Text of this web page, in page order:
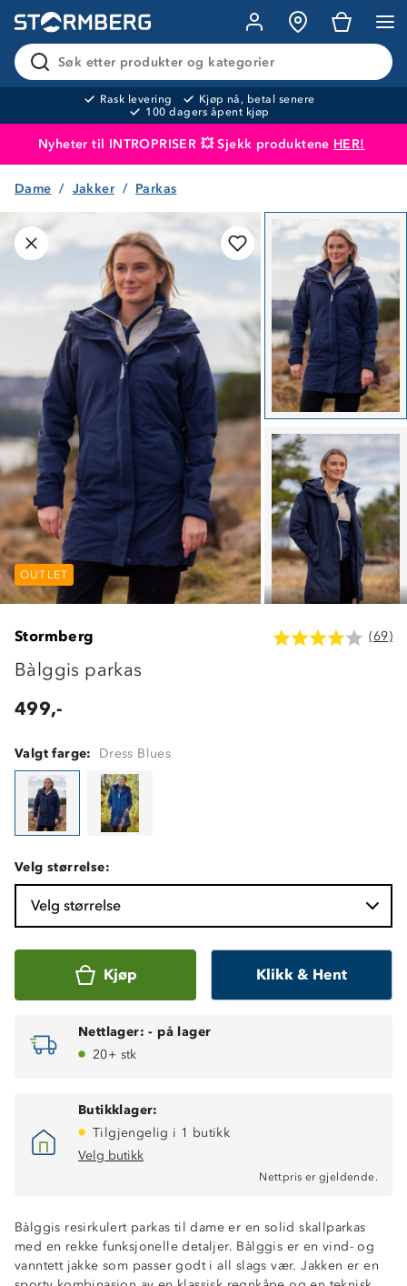
Søk etter produkter og kategorier
Rask levering
Kjøp nå, betal senere
100 dagers åpent kjøp
Nyheter til INTROPRISER 💥 Sjekk produktene HER!
Produktet er lagt i handlekurven
Dame Jakker Parkas
OUTLET OUTLET
OUTLET
Stormberg (69)
Bàlggis parkas
499,-
Valgt farge: Dress Blues
Velg størrelse:
Velg størrelse
Kjøp Klikk & Hent
Nettlager: - på lager
20+ stk
Butikklager:
Tilgjengelig i 1 butikk
Velg butikk
Nettpris er gjeldende.
Bàlggis resirkulert parkas til dame er en solid skallparkas
med en rekke funksjonelle detaljer. Bàlggis er en vind- og
vanntett jakke som passer godt i all slags vær. Jakken er en
Vindtett
Vannsøyle, 12 000 mm vannsøyle
ProreTex® 12-6 membran